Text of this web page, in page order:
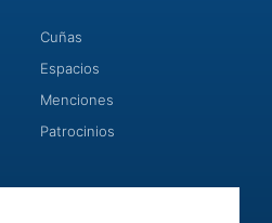
Cuñas
Espacios
Menciones
Patrocinios